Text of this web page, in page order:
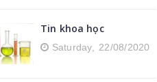
Tin khoa học
Saturday, 22/08/2020